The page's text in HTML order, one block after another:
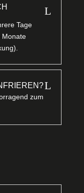
L
Tage
Monate
L
zum